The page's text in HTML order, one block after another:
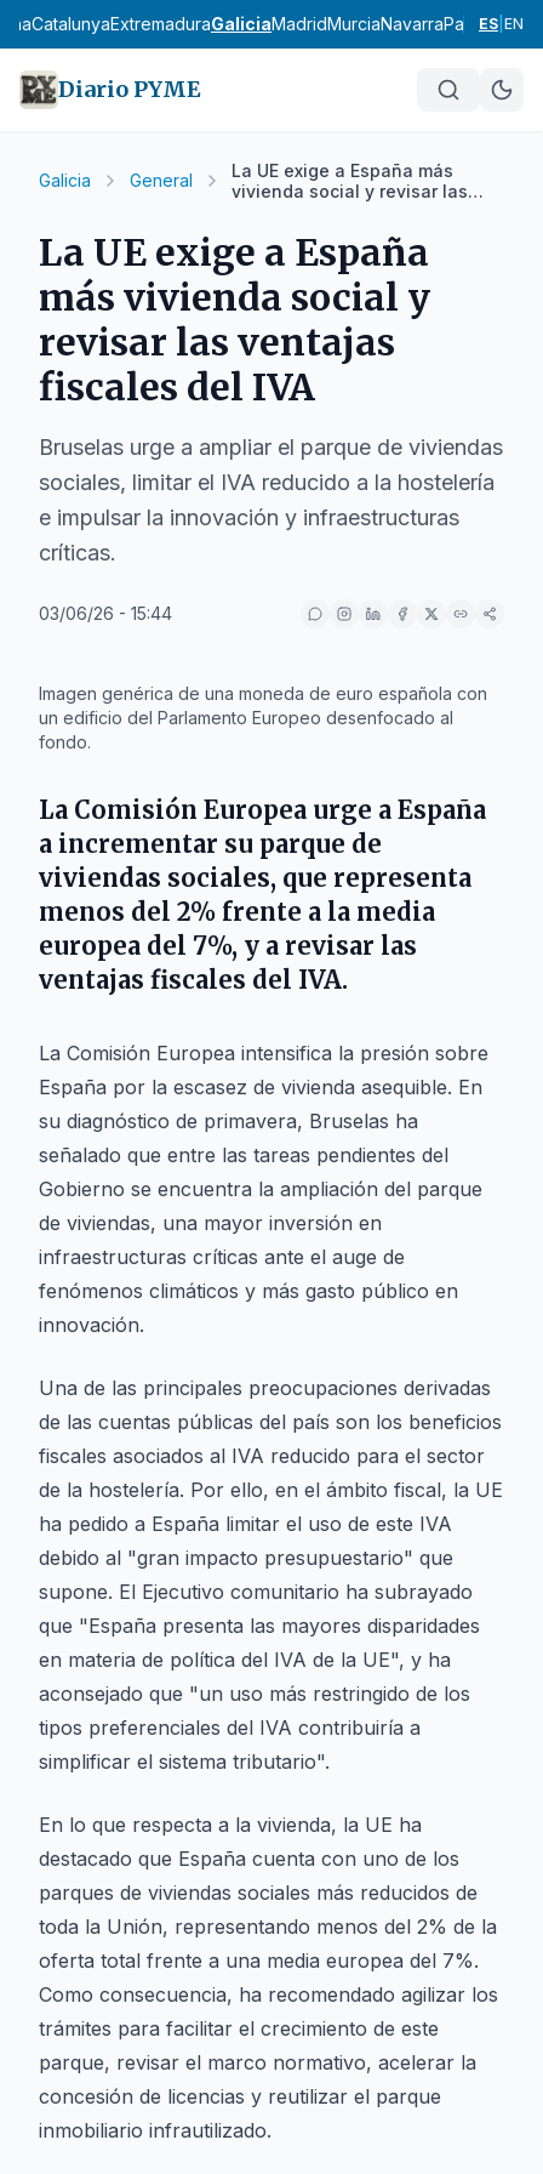
CatalunyaExtremaduraGaliciaMadridMurciaNavarraPaís Vasco
ES EN
Diario PYME
Galicia General
La UE exige a España más
vivienda social y revisar las
La UE exige a España
más vivienda social y
revisar las ventajas
fiscales del IVA
Bruselas urge a ampliar el parque de viviendas
sociales, limitar el IVA reducido a la hostelería
e impulsar la innovación y infraestructuras
críticas.
03/06/26 - 15:44
Imagen genérica de una moneda de euro española con
un edificio del Parlamento Europeo desenfocado al
fondo.
La Comisión Europea urge a España
a incrementar su parque de
viviendas sociales, que representa
menos del 2% frente a la media
europea del 7%, y a revisar las
ventajas fiscales del IVA.
La Comisión Europea intensifica la presión sobre
España por la escasez de vivienda asequible. En
su diagnóstico de primavera, Bruselas ha
señalado que entre las tareas pendientes del
Gobierno se encuentra la ampliación del parque
de viviendas, una mayor inversión en
infraestructuras críticas ante el auge de
fenómenos climáticos y más gasto público en
innovación.
Una de las principales preocupaciones derivadas
de las cuentas públicas del país son los beneficios
fiscales asociados al IVA reducido para el sector
de la hostelería. Por ello, en el ámbito fiscal, la UE
ha pedido a España limitar el uso de este IVA
debido al "gran impacto presupuestario" que
supone. El Ejecutivo comunitario ha subrayado
que "España presenta las mayores disparidades
en materia de política del IVA de la UE", y ha
aconsejado que "un uso más restringido de los
tipos preferenciales del IVA contribuiría a
simplificar el sistema tributario".
En lo que respecta a la vivienda, la UE ha
destacado que España cuenta con uno de los
parques de viviendas sociales más reducidos de
toda la Unión, representando menos del 2% de la
oferta total frente a una media europea del 7%.
Como consecuencia, ha recomendado agilizar los
trámites para facilitar el crecimiento de este
parque, revisar el marco normativo, acelerar la
concesión de licencias y reutilizar el parque
inmobiliario infrautilizado.